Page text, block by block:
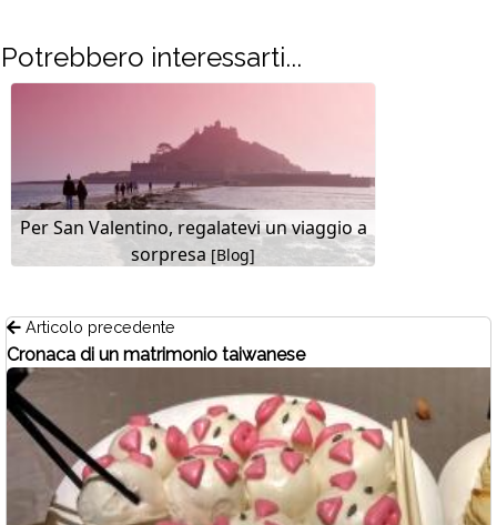
Potrebbero interessarti...
Per San Valentino, regalatevi un viaggio a
sorpresa [Blog]
Articolo precedente
Cronaca di un matrimonio taiwanese